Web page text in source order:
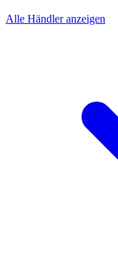
Alle Händler anzeigen